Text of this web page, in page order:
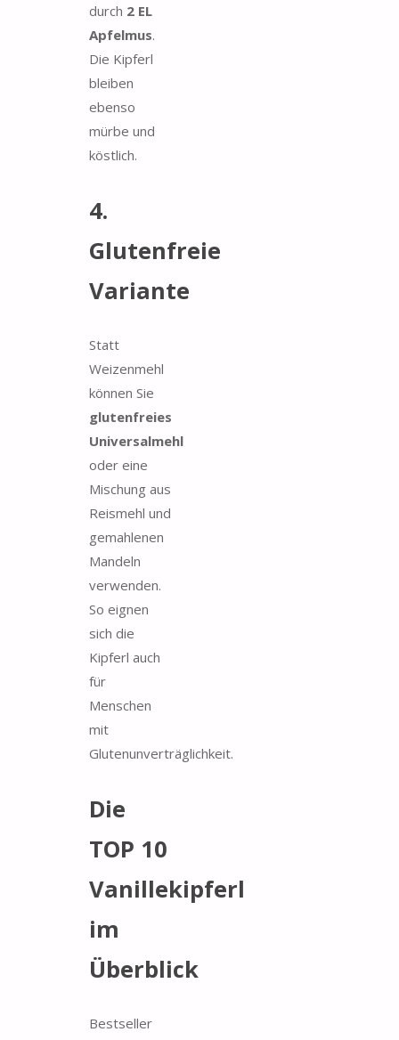
durch 2 EL
Apfelmus.
Die Kipferl
bleiben
ebenso
mürbe und
köstlich.
4.
Glutenfreie
Variante
Statt
Weizenmehl
können Sie
glutenfreies
Universalmehl
oder eine
Mischung aus
Reismehl und
gemahlenen
Mandeln
verwenden.
So eignen
sich die
Kipferl auch
für
Menschen
mit
Glutenunverträglichkeit.
Die
TOP 10
Vanillekipferl
im
Überblick
Bestseller